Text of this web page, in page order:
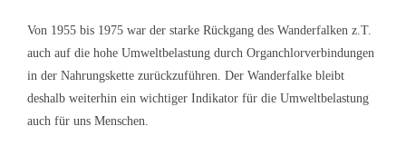
Von 1955 bis 1975 war der starke Rückgang des Wanderfalken z.T.
auch auf die hohe Umweltbelastung durch Organchlorverbindungen
in der Nahrungskette zurückzuführen. Der Wanderfalke bleibt
deshalb weiterhin ein wichtiger Indikator für die Umweltbelastung
auch für uns Menschen.